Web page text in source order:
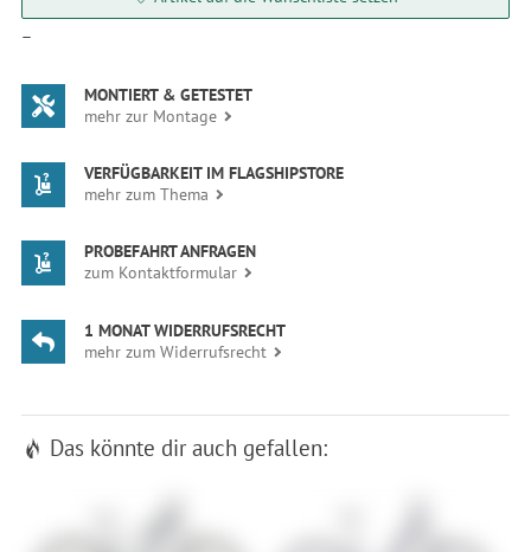
—
MONTIERT & GETESTET
mehr zur Montage
VERFÜGBARKEIT IM FLAGSHIPSTORE
mehr zum Thema
PROBEFAHRT ANFRAGEN
zum Kontaktformular
1 MONAT WIDERRUFSRECHT
mehr zum Widerrufsrecht
Das könnte dir auch gefallen: